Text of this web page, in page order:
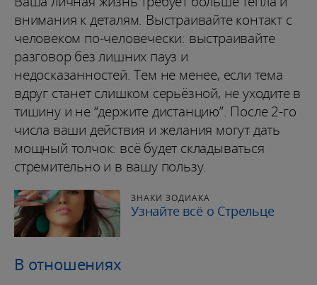
внимания к деталям. Выстраивайте контакт с
человеком по-человечески: выстраивайте
разговор без лишних пауз и
недосказанностей. Тем не менее, если тема
вдруг станет слишком серьёзной, не уходите в
тишину и не “держите дистанцию”. После 2-го
числа ваши действия и желания могут дать
мощный толчок: всё будет складываться
стремительно и в вашу пользу.
ЗНАКИ ЗОДИАКА
Узнайте всё о Стрельце
В отношениях